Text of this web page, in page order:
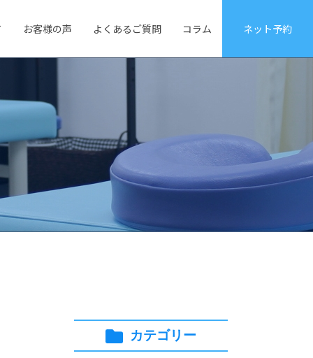
お客様の声 よくあるご質問 コラム ネット予約
カテゴリー